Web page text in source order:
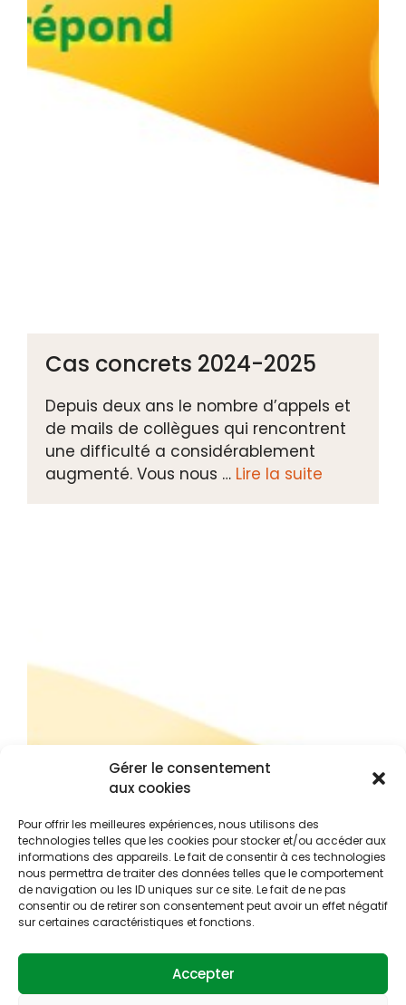
Gérer le consentement
aux cookies
Pour offrir les meilleures expériences, nous utilisons des
technologies telles que les cookies pour stocker et/ou accéder aux
informations des appareils. Le fait de consentir à ces technologies
nous permettra de traiter des données telles que le comportement
de navigation ou les ID uniques sur ce site. Le fait de ne pas
consentir ou de retirer son consentement peut avoir un effet négatif
sur certaines caractéristiques et fonctions.
Accepter
Cas concrets 2024-2025
Depuis deux ans le nombre d’appels et
de mails de collègues qui rencontrent
une difficulté a considérablement
augmenté. Vous nous … Lire la suite